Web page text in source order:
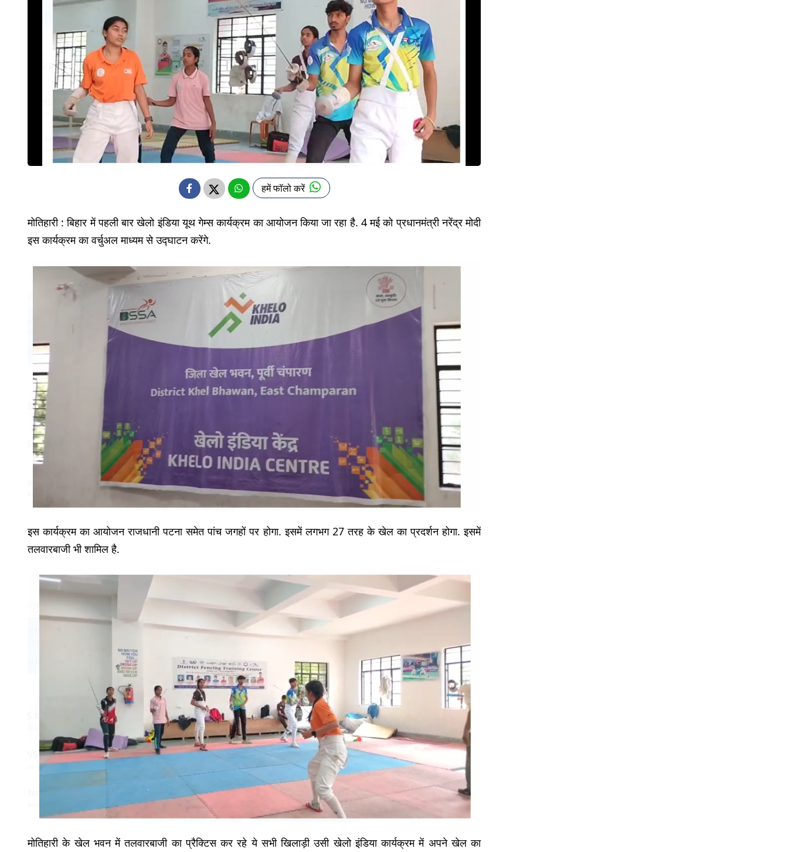
हमें फॉलो करें
मोतिहारी : बिहार में पहली बार खेलो इंडिया यूथ गेम्स कार्यक्रम का आयोजन किया जा रहा है. 4 मई को प्रधानमंत्री नरेंद्र मोदी
इस कार्यक्रम का वर्चुअल माध्यम से उद्घाटन करेंगे.
इस कार्यक्रम का आयोजन राजधानी पटना समेत पांच जगहों पर होगा. इसमें लगभग 27 तरह के खेल का प्रदर्शन होगा. इसमें
तलवारबाजी भी शामिल है.
मोतिहारी के खेल भवन में तलवारबाजी का प्रैक्टिस कर रहे ये सभी खिलाड़ी उसी खेलो इंडिया कार्यक्रम में अपने खेल का